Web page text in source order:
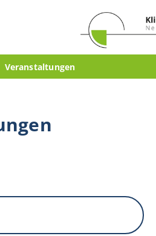
Veranstaltungen